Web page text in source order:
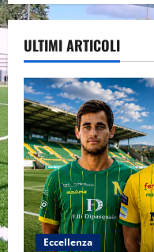
ULTIMI ARTICOLI
Eccellenza